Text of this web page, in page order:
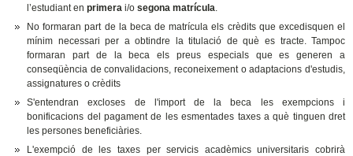
l’estudiant enprimerai/osegona matrícula
No formaran part de la beca de matrícula els crèdits que excedisquen el
mínim necessari per a obtindre la titulació de què es tracte. Tampoc
formaran part de la beca els preus especials que es generen a
conseqüència de convalidacions, reconeixement o adaptacions d'estudis,
assignatures o crèdits
S'entendran excloses de l'import de la beca les exempcions i
bonificacions del pagament de les esmentades taxes a què tinguen dret
les persones beneficiàries.
L'exempció de les taxes per servicis acadèmics universitaris cobrirà